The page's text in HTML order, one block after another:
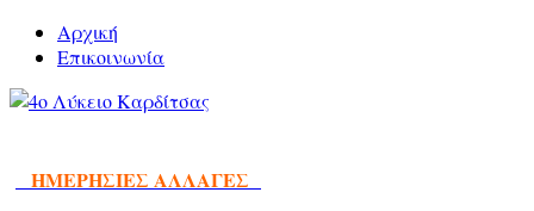
Αρχική
Επικοινωνία
ΗΜΕΡΗΣΙΕΣ ΑΛΛΑΓΕΣ